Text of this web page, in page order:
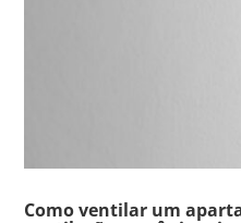
Como ventilar um